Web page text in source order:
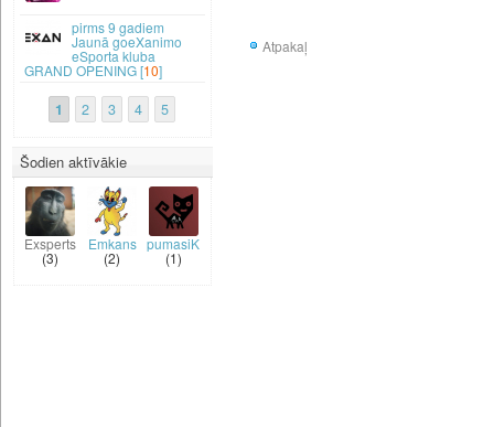
Atpakaļ
9 gadiem
Jaunā goeXanimo
eSporta kluba
GRAND OPENING [10]
1 2 3 4 5
Šodien aktīvākie
Exsperts
(3)
Emkans
(2)
pumasiK
(1)